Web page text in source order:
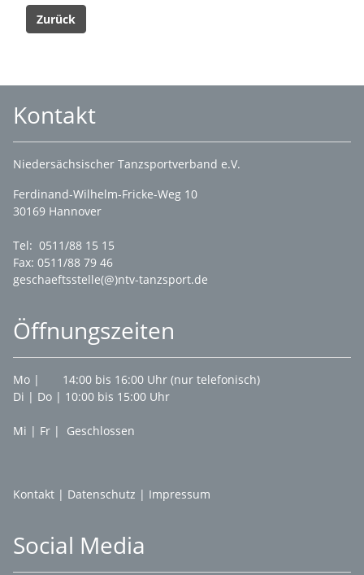
Kontakt
Niedersächsischer Tanzsportverband e.V.
Ferdinand-Wilhelm-Fricke-Weg 10
30169 Hannover
Tel: 0511/88 15 15
Fax: 0511/88 79 46
geschaeftsstelle(@)ntv-tanzsport.de
Öffnungszeiten
Mo | 14:00 bis 16:00 Uhr (nur telefonisch)
Di | Do | 10:00 bis 15:00 Uhr
Mi | Fr | Geschlossen
Kontakt | Datenschutz | Impressum
Social Media